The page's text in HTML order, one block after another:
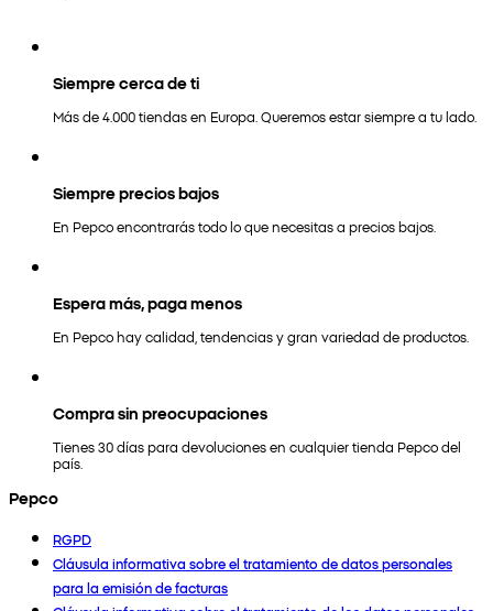
Siempre cerca de ti
Más de 4.000 tiendas en Europa. Queremos estar siempre a tu lado.
Siempre precios bajos
En Pepco encontrarás todo lo que necesitas a precios bajos.
Espera más, paga menos
En Pepco hay calidad, tendencias y gran variedad de productos.
Compra sin preocupaciones
Tienes 30 días para devoluciones en cualquier tienda Pepco del
país.
Pepco
RGPD
Cláusula informativa sobre el tratamiento de datos personales
para la emisión de facturas